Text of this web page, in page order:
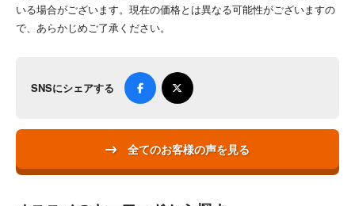
いる場合がございます。現在の価格とは異なる可能性がございますの
で、あらかじめご了承ください。
SNSにシェアする
全てのお客様の声を見る